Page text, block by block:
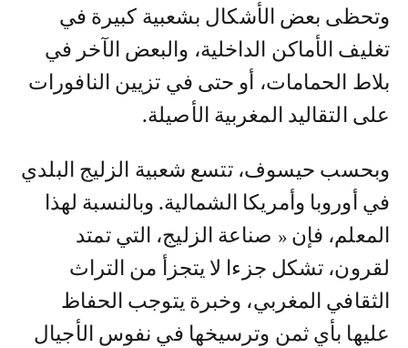
وتحظى بعض الأشكال بشعبية كبيرة في
تغليف الأماكن الداخلية، والبعض الآخر في
بلاط الحمامات، أو حتى في تزيين النافورات
على التقاليد المغربية الأصيلة.
وبحسب حيسوف، تتسع شعبية الزليج البلدي
في أوروبا وأمريكا الشمالية. وبالنسبة لهذا
المعلم، فإن « صناعة الزليج، التي تمتد
لقرون، تشكل جزءا لا يتجزأ من التراث
الثقافي المغربي، وخبرة يتوجب الحفاظ
عليها بأي ثمن وترسيخها في نفوس الأجيال